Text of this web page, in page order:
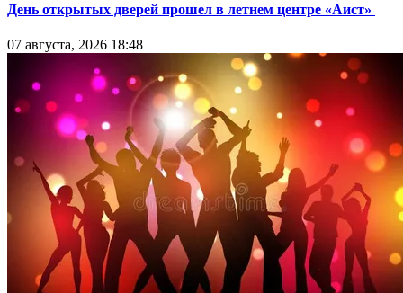
День открытых дверей прошел в летнем центре «Аист»
07 августа, 2026 18:48